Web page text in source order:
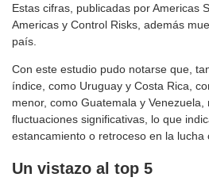
Estas cifras, publicadas por Americas
Americas y Control Risks, además
país.
Con este estudio pudo notarse que,
índice, como Uruguay y Costa Rica,
menor, como Guatemala y Venezuela,
fluctuaciones significativas, lo que
estancamiento o retroceso en la lucha
Un vistazo al top 5